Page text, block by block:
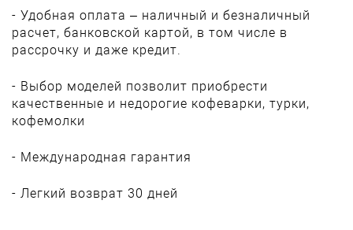
- Удобная оплата – наличный и безналичный
расчет, банковской картой, в том числе в
рассрочку и даже кредит.
- Выбор моделей позволит приобрести
качественные и недорогие кофеварки, турки,
кофемолки
- Международная гарантия
- Легкий возврат 30 дней